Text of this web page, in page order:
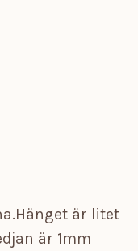
är litet
är 1mm